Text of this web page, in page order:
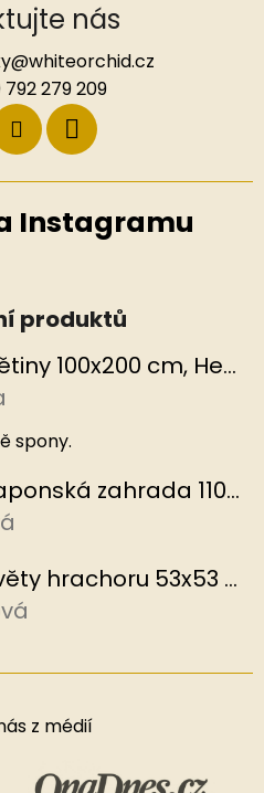
nás
@whiteorchid.cz
279 209
Instagramu
produktů
Kašmírový pléd Květiny 100x200 cm, Hedvábný svět
5 hvězdiček.
spony.
Hedvábný šátek Japonská zahrada 110x110 cm v dárkovém balení, HEDVÁBNÝ SVĚT
5 hvězdiček.
Hedvábný šátek Květy hrachoru 53x53 cm v dárkovém balení, HEDVÁBNÝ SVĚT
5 hvězdiček.
z médií